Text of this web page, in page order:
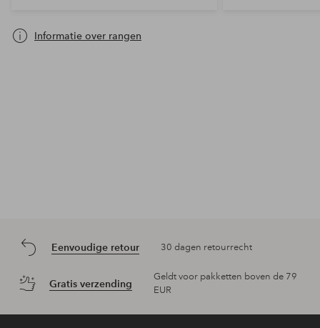
Informatie over rangen
Eenvoudige retour 30 dagen retourrecht
Gratis verzending
Geldt voor pakketten boven de 79
EUR